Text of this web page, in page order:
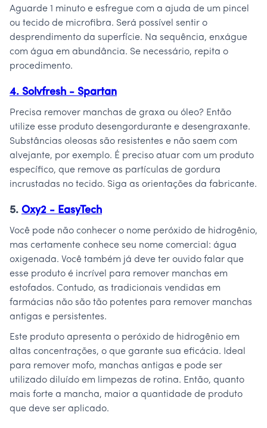
Aguarde 1 minuto e esfregue com a ajuda de um pincel
ou tecido de microfibra. Será possível sentir o
desprendimento da superfície. Na sequência, enxágue
com água em abundância. Se necessário, repita o
procedimento.
4. Solvfresh - Spartan
Precisa remover manchas de graxa ou óleo? Então
utilize esse produto desengordurante e desengraxante.
Substâncias oleosas são resistentes e não saem com
alvejante, por exemplo. É preciso atuar com um produto
específico, que remove as partículas de gordura
incrustadas no tecido. Siga as orientações da fabricante.
5. Oxy2 - EasyTech
Você pode não conhecer o nome peróxido de hidrogênio,
mas certamente conhece seu nome comercial: água
oxigenada. Você também já deve ter ouvido falar que
esse produto é incrível para remover manchas em
estofados. Contudo, as tradicionais vendidas em
farmácias não são tão potentes para remover manchas
antigas e persistentes.
Este produto apresenta o peróxido de hidrogênio em
altas concentrações, o que garante sua eficácia. Ideal
para remover mofo, manchas antigas e pode ser
utilizado diluído em limpezas de rotina. Então, quanto
mais forte a mancha, maior a quantidade de produto
que deve ser aplicado.